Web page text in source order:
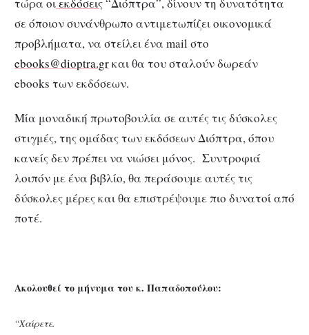
σε όποιον συνάνθρωπο αντιμετωπίζει οικονομικά
προβλήματα, να στείλει ένα mail στο
ebooks@dioptra.grκαι θα του σταλούν δωρεάν
ebooks των εκδόσεων.
Μία μοναδική πρωτοβουλία σε αυτές τις δύσκολες
στιγμές, της ομάδας των εκδόσεων Διόπτρα, όπου
κανείς δεν πρέπει να νιώσει μόνος. Συντροφιά
λοιπόν με ένα βιβλίο, θα περάσουμε αυτές τις
δύσκολες μέρες και θα επιστρέψουμε πιο δυνατοί από
ποτέ.
Ακολουθεί το μήνυμα του κ. Παπαδοπούλου:
“Χαίρετε.